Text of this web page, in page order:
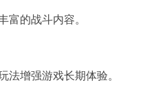
富的战斗内容。
法增强游戏长期体验。